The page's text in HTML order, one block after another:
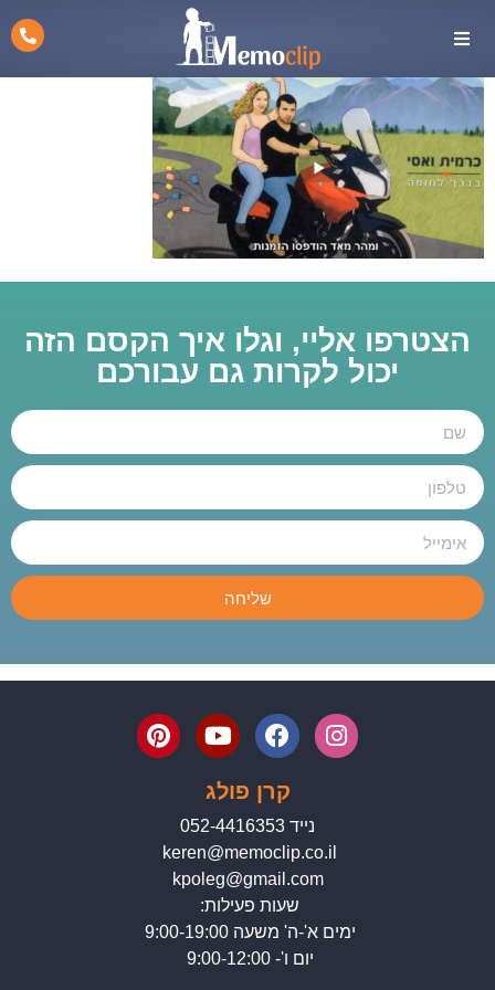
הצטרפו אליי, וגלו איך הקסם הזה
יכול לקרות גם עבורכם
שליחה
קרן פולג
נייד 052-4416353
keren@memoclip.co.il
kpoleg@gmail.com
שעות פעילות:
ימים א'-ה' משעה 9:00-19:00
יום ו'- 9:00-12:00